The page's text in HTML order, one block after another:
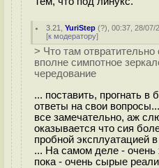
3.21 ,YuriStep (?), 00:37, 28/07/
[к модератору]
> Что там
вполне симпотное
чередование
... поставить, прогнать в
ответы на свои
все замечательно, аж
оказывается что сия
пробной эксплуатацией
... На самом деле -
пока - очень сырые